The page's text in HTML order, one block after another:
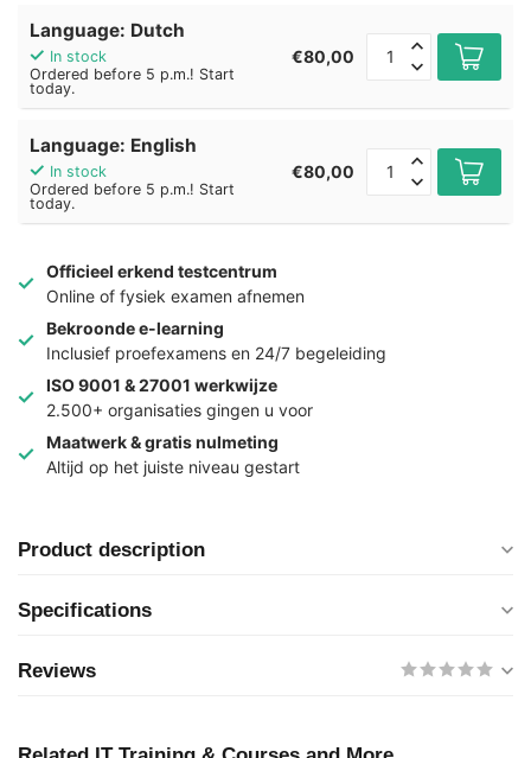
Language: Dutch
In stock
Ordered before 5 p.m.! Start
today.
€80,00
Language: English
In stock
Ordered before 5 p.m.! Start
today.
€80,00
Officieel erkend testcentrum
Online of fysiek examen afnemen
Bekroonde e-learning
Inclusief proefexamens en 24/7 begeleiding
ISO 9001 & 27001 werkwijze
2.500+ organisaties gingen u voor
Maatwerk & gratis nulmeting
Altijd op het juiste niveau gestart
Product description
Specifications
Reviews